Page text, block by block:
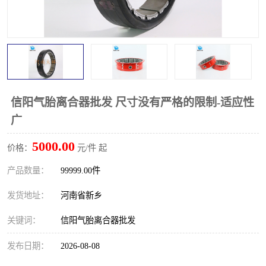
信阳气胎离合器批发 尺寸没有严格的限制-适应性
广
价格： 5000.00 元/件 起
产品数量： 99999.00件
发货地址： 河南省新乡
关键词： 信阳气胎离合器批发
发布日期： 2026-08-08
联轴器
橡胶件 液力端配件